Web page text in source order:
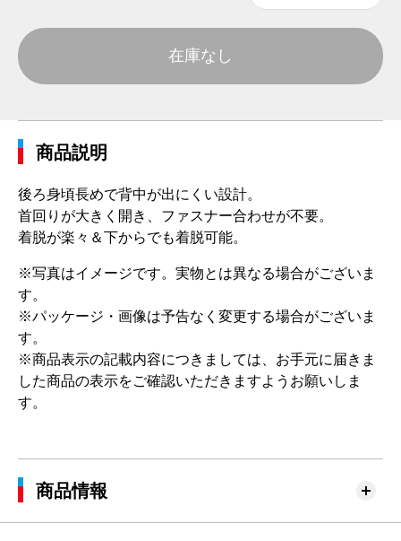
在庫なし
商品説明
後ろ身頃長めで背中が出にくい設計。
首回りが大きく開き、ファスナー合わせが不要。
着脱が楽々＆下からでも着脱可能。
※写真はイメージです。実物とは異なる場合がございま
す。
※パッケージ・画像は予告なく変更する場合がございま
す。
※商品表示の記載内容につきましては、お手元に届きま
した商品の表示をご確認いただきますようお願いしま
す。
商品情報